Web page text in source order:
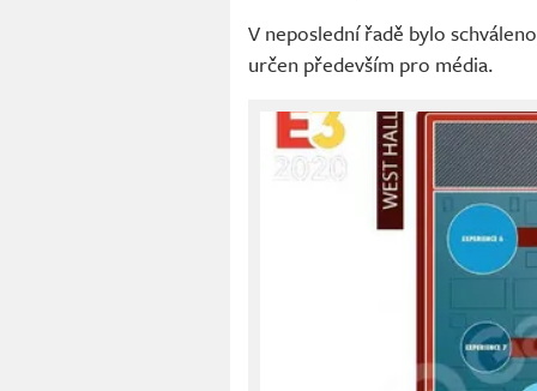
V neposlední řadě bylo schváleno
určen především pro média.